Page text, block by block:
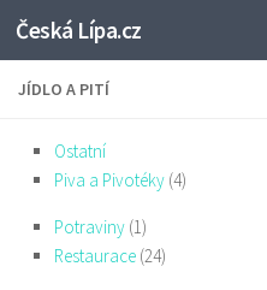
Skip to content
Česká Lípa.cz
JÍDLO A PITÍ
Ostatní
Piva a Pivotéky (4)
Potraviny (1)
Restaurace (24)